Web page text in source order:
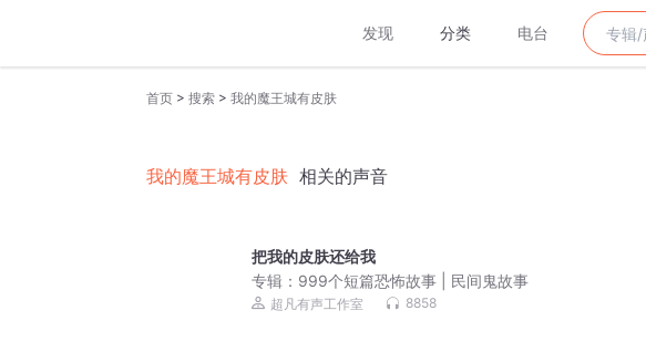
发现 分类 电台
首页 > 搜索 > 我的魔王城有皮肤
我的魔王城有皮肤 相关的声音
把我的皮肤还给我
专辑： 999个短篇恐怖故事 | 民间鬼故事
超凡有声工作室 8858